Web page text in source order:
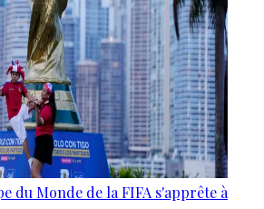
du Monde de la FIFA s'apprête à